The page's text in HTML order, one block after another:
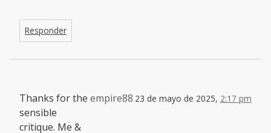
Responder
empire88 23 de mayo de 2025, 2:17 pm
Thanks for the
sensible
critique. Me &